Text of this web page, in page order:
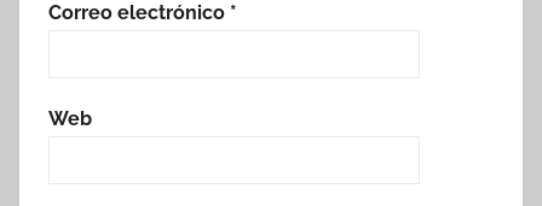
Correo electrónico *
Web